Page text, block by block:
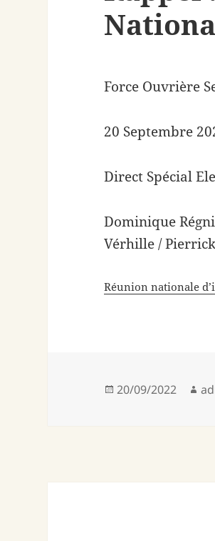
Force Ouvrière
20 Septembre
Direct Spécial
Dominique
Vérhille /
Réunion nationale
Publié
20/09/2022